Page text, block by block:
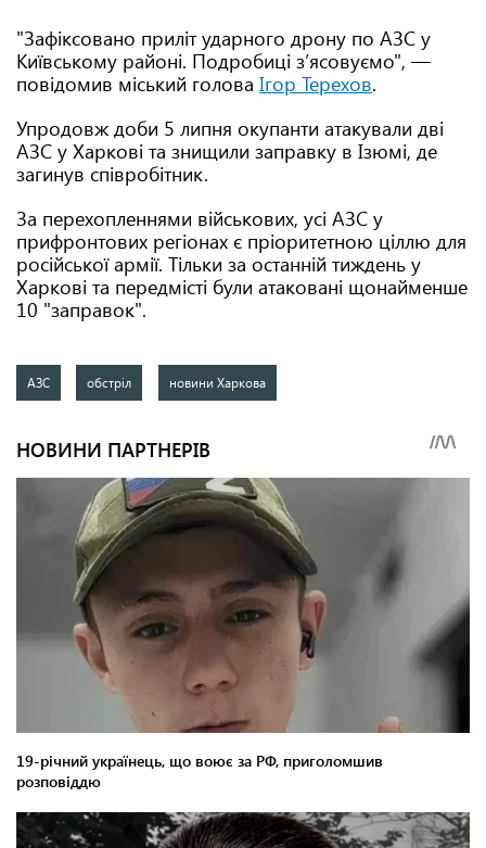
"Зафіксовано приліт ударного дрону по АЗС у
Київському районі. Подробиці зʼясовуємо", —
повідомив міський голова Ігор Терехов.
Упродовж доби 5 липня окупанти атакували дві
АЗС у Харкові та знищили заправку в Ізюмі, де
загинув співробітник.
За перехопленнями військових, усі АЗС у
прифронтових регіонах є пріоритетною ціллю для
російської армії. Тільки за останній тиждень у
Харкові та передмісті були атаковані щонайменше
10 "заправок".
АЗС обстріл новини Харкова